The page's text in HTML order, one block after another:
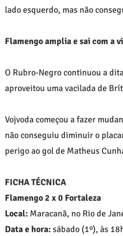
lado esquerdo, mas não
Flamengo amplia e sai com a
O Rubro-Negro continuou a
aproveitou uma vacilada de
Vojvoda começou a fazer
não conseguiu diminuir o
perigo ao gol de Matheus
FICHA TÉCNICA
Flamengo 2 x 0 Fortaleza
Local: Maracanã, no Rio de
Data e hora:sábado (1º), às